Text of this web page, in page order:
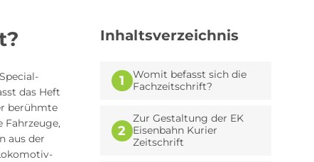
das Heft
berühmte
Fahrzeuge,
aus der
Inhaltsverzeichnis
1
Womit befasst sich die
Fachzeitschrift?
2
Zur Gestaltung der EK
Eisenbahn Kurier
Zeitschrift